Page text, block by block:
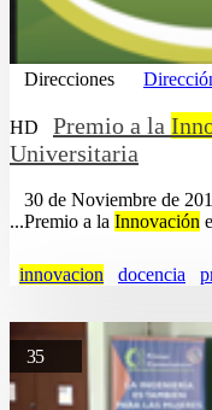
Direcciones
HD Premio a la
Universitaria
30 de Noviembre de
...Premio a la Innovación
innovacion docencia
35